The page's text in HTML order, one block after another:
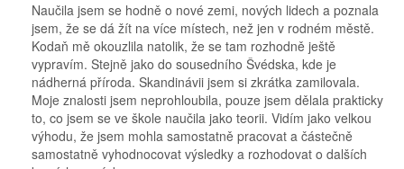
Naučila jsem se hodně o nové zemi, nových lidech a poznala
jsem, že se dá žít na více místech, než jen v rodném městě.
Kodaň mě okouzlila natolik, že se tam rozhodně ještě
vypravím. Stejně jako do sousedního Švédska, kde je
nádherná příroda. Skandinávii jsem si zkrátka zamilovala.
Moje znalosti jsem neprohloubila, pouze jsem dělala prakticky
to, co jsem se ve škole naučila jako teorii. Vidím jako velkou
výhodu, že jsem mohla samostatně pracovat a částečně
samostatně vyhodnocovat výsledky a rozhodovat o dalších